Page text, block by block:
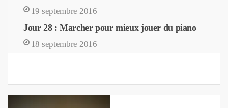
19 septembre 2016
Jour 28 : Marcher pour mieux jouer du piano
18 septembre 2016